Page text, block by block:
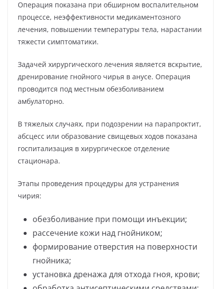
Операция показана при обширном воспалительном
процессе, неэффективности медикаментозного
лечения, повышении температуры тела, нарастании
тяжести симптоматики.
Задачей хирургического лечения является вскрытие,
дренирование гнойного чирья в анусе. Операция
проводится под местным обезболиванием
амбулаторно.
В тяжелых случаях, при подозрении на парапроктит,
абсцесс или образование свищевых ходов показана
госпитализация в хирургическое отделение
стационара.
Этапы проведения процедуры для устранения
чирия:
обезболивание при помощи инъекции;
рассечение кожи над гнойником;
формирование отверстия на поверхности
гнойника;
установка дренажа для отхода гноя, крови;